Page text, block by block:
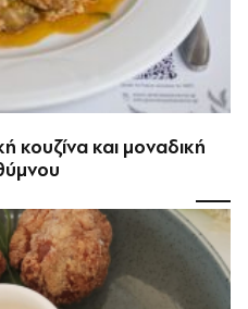
κουζίνα και μοναδική